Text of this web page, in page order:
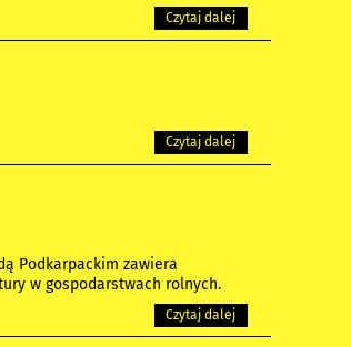
Czytaj dalej
Czytaj dalej
Podkarpackim zawiera
w gospodarstwach rolnych.
Czytaj dalej